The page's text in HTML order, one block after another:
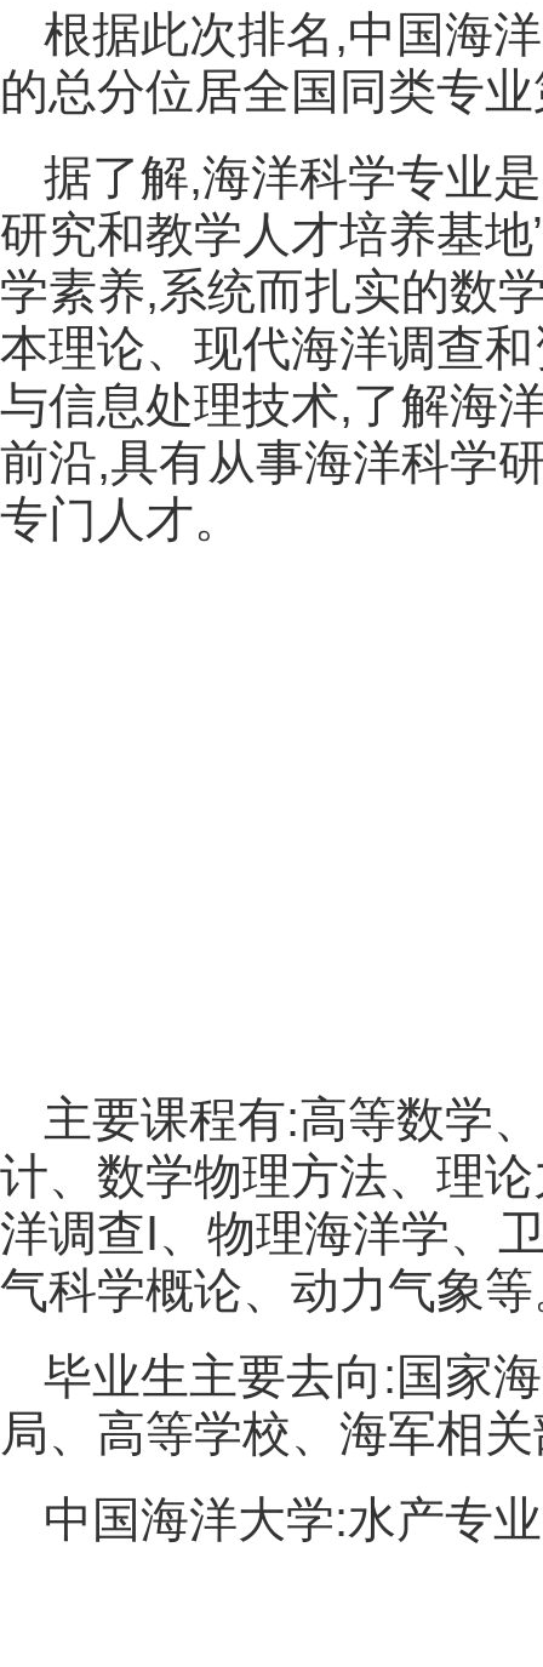
根据此次排名,中国海
的总分位居全国同类专
据了解,海洋科学专业
研究和教学人才培养基
学素养,系统而扎实的数
本理论、现代海洋调查
与信息处理技术,了解海
前沿,具有从事海洋科学
专门人才。
主要课程有:高等数学
计、数学物理方法、理
洋调查I、物理海洋学、
气科学概论、动力气象
毕业生主要去向:国家
局、高等学校、海军相
中国海洋大学:水产专业